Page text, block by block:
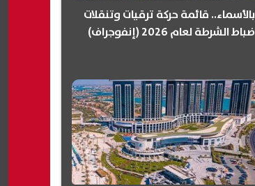
بالأسماء.. قائمة حركة ترقيات وتنقلات
ضباط الشرطة لعام 2026 (إنفوجراف)